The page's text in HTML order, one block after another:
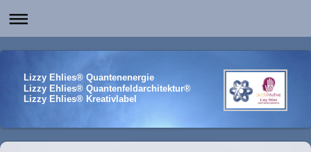
Lizzy Ehlies® Quantenenergie
Lizzy Ehlies® Quantenfeldarchitektur®
Lizzy Ehlies® Kreativlabel